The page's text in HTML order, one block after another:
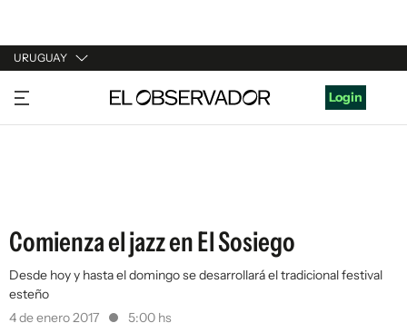
URUGUAY
URUGUAY
ARGENTINA
Login
Comienza el jazz en El Sosiego
Desde hoy y hasta el domingo se desarrollará el tradicional festival
esteño
4 de enero 2017
5:00 hs